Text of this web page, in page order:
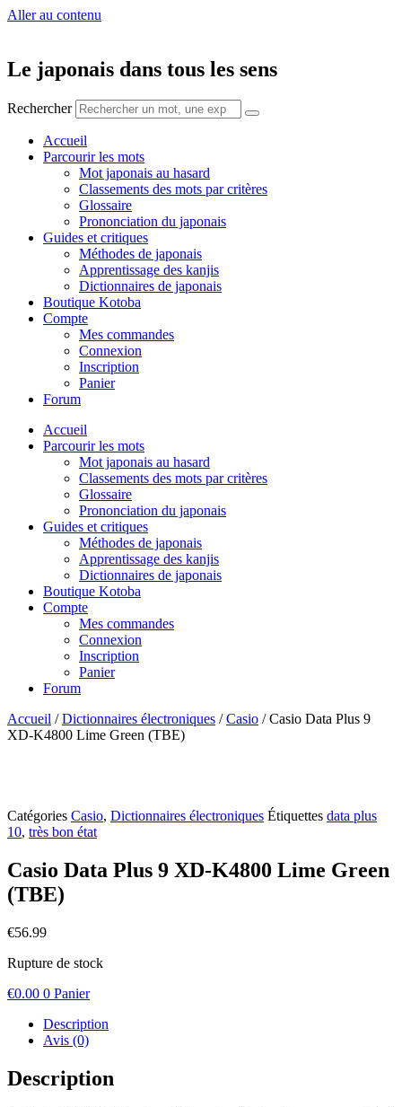
Aller au contenu
Le japonais dans tous les sens
Rechercher
Accueil
Parcourir les mots
Mot japonais au hasard
Classements des mots par critères
Glossaire
Prononciation du japonais
Guides et critiques
Méthodes de japonais
Apprentissage des kanjis
Dictionnaires de japonais
Boutique Kotoba
Compte
Mes commandes
Connexion
Inscription
Panier
Forum
Accueil
Parcourir les mots
Mot japonais au hasard
Classements des mots par critères
Glossaire
Prononciation du japonais
Guides et critiques
Méthodes de japonais
Apprentissage des kanjis
Dictionnaires de japonais
Boutique Kotoba
Compte
Mes commandes
Connexion
Inscription
Panier
Forum
Accueil /Dictionnaires électroniques /Casio / Casio Data Plus 9
XD-K4800 Lime Green (TBE)
Catégories Casio, Dictionnaires électroniques Étiquettes data plus
10, très bon état
Casio Data Plus 9 XD-K4800 Lime Green
(TBE)
€56.99
Rupture de stock
€0.00 0 Panier
Description
Avis (0)
Description